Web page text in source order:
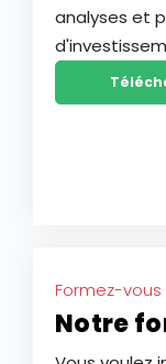
analyses et
Formez-vous
Notre